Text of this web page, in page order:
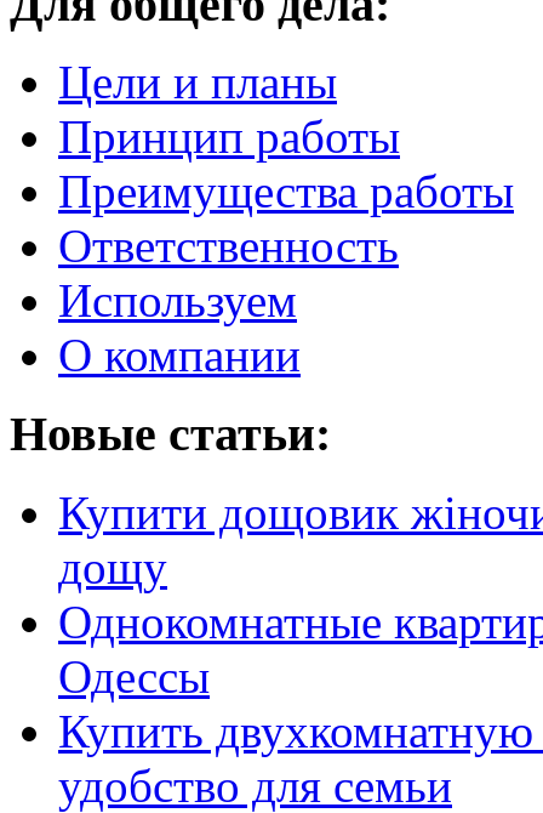
Цели и планы
Принцип работы
Преимущества работы
Ответственность
Используем
О компании
Новые статьи:
Купити дощовик
дощу
Однокомнатные
Одессы
Купить
удобство для семьи